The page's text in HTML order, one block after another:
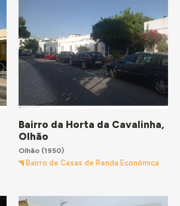
Bairro da Horta da Cavalinha,
Olhão
Olhão(1950)
Bairro de Casas de Renda Económica